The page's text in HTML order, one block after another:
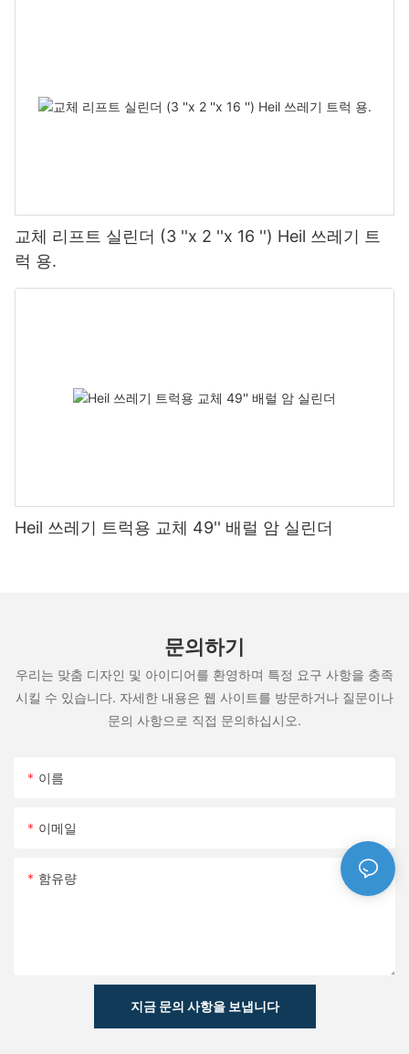
교체 리프트 실린더 (3 ''x 2 ''x 16 '') Heil 쓰레기 트
럭 용.
Heil 쓰레기 트럭용 교체 49'' 배럴 암 실린더
문의하기
우리는 맞춤 디자인 및 아이디어를 환영하며 특정 요구 사항을 충족
시킬 수 있습니다. 자세한 내용은 웹 사이트를 방문하거나 질문이나
문의 사항으로 직접 문의하십시오.
이름
이메일
함유량
지금 문의 사항을 보냅니다